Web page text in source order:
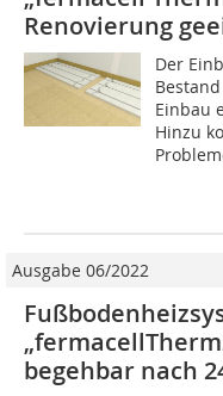
Renovierung
Der
Einbau
Hinzu
Ausgabe 06/2022
begehbar nach